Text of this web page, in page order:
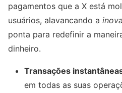
pagamentos que a X está
usuários, alavancando a
ponta para redefinir a
dinheiro.
Transações
em todas as suas